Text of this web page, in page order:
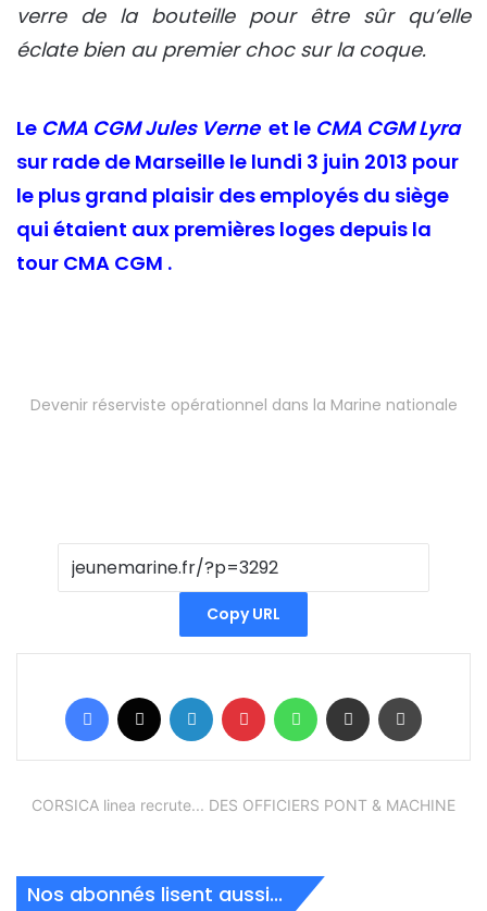
verre de la bouteille pour être sûr qu’elle
éclate bien au premier choc sur la coque.
Le CMA CGM Jules Verne et le CMA CGM Lyra
sur rade de Marseille le lundi 3 juin 2013 pour
le plus grand plaisir des employés du siège
qui étaient aux premières loges depuis la
tour CMA CGM .
Devenir réserviste opérationnel dans la Marine nationale
Copy URL
Facebook Linkedin Pinterest WhatsAppPartager par email
CORSICA linea recrute... DES OFFICIERS PONT & MACHINE
Nos abonnés lisent aussi...